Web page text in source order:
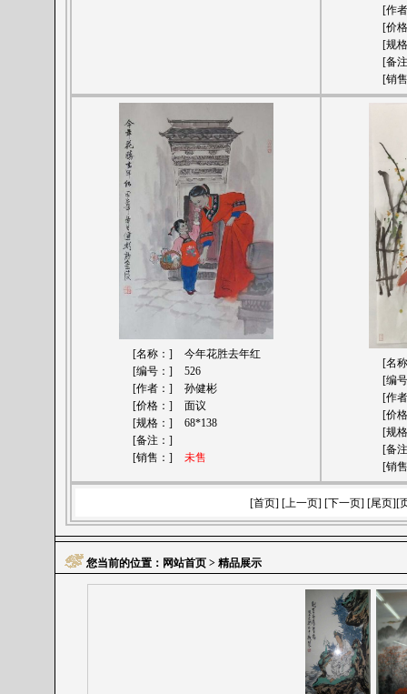
[作
[价
[规
[备
[销
[名称：]
今年花胜去年红
[编号：]
526
[作者：]
孙健彬
[价格：]
面议
[规格：]
68*138
[备注：]
[销售：]
未售
[名
[编
[作
[价
[规
[备
[销
[首页] [上一页] [下一页] [尾页][
您当前的位置： 网站首页 > 精品展示